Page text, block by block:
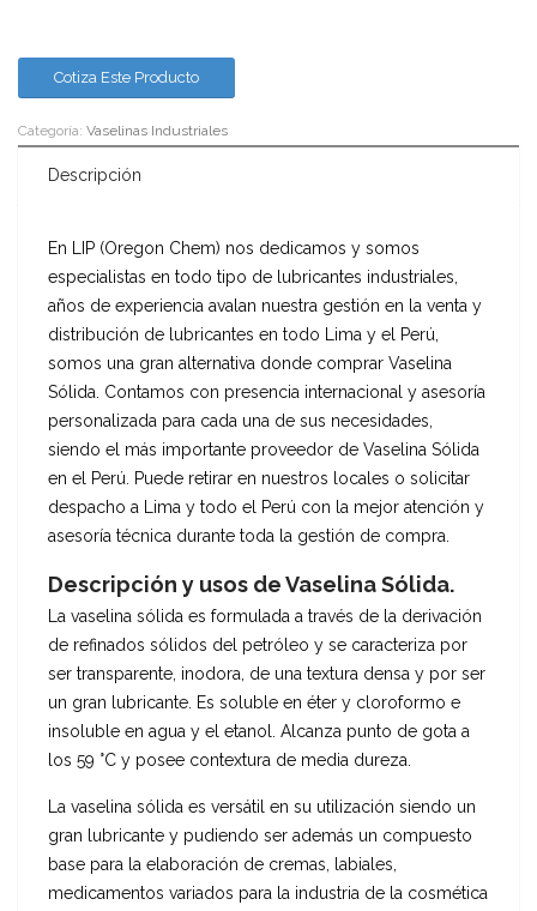
Cotiza Este Producto
Categoría: Vaselinas Industriales
Descripción
En LIP (Oregon Chem) nos dedicamos y somos
especialistas en todo tipo de lubricantes industriales,
años de experiencia avalan nuestra gestión en la venta y
distribución de lubricantes en todo Lima y el Perú,
somos una gran alternativa donde comprar Vaselina
Sólida. Contamos con presencia internacional y asesoría
personalizada para cada una de sus necesidades,
siendo el más importante proveedor de Vaselina Sólida
en el Perú. Puede retirar en nuestros locales o solicitar
despacho a Lima y todo el Perú con la mejor atención y
asesoría técnica durante toda la gestión de compra.
Descripción y usos de Vaselina Sólida.
La vaselina sólida es formulada a través de la derivación
de refinados sólidos del petróleo y se caracteriza por
ser transparente, inodora, de una textura densa y por ser
un gran lubricante. Es soluble en éter y cloroformo e
insoluble en agua y el etanol. Alcanza punto de gota a
los 59 °C y posee contextura de media dureza.
La vaselina sólida es versátil en su utilización siendo un
gran lubricante y pudiendo ser además un compuesto
base para la elaboración de cremas, labiales,
medicamentos variados para la industria de la cosmética